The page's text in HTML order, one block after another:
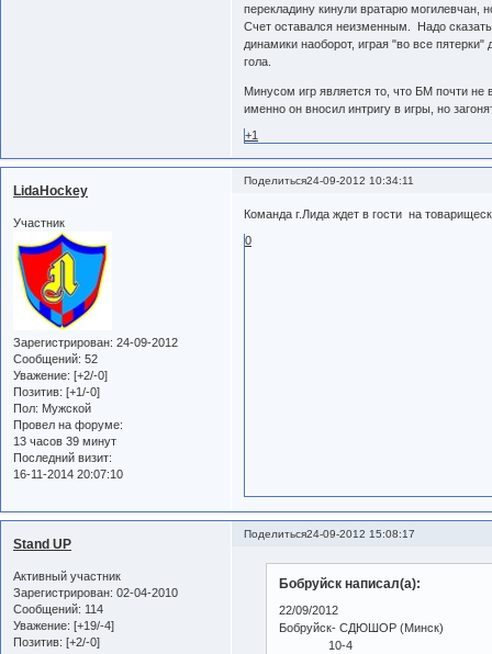
перекладину кинули вратарю могилевчан,
Счет оставался неизменным. Надо
динамики наоборот, играя "во все
гола.
Минусом игр является то, что БМ почти не
именно он вносил интригу в игры, но
+1
Поделиться24-09-2012 10:34:11
LidaHockey
Участник
Зарегистрирован: 24-09-2012
Сообщений: 52
Уважение: [+2/-0]
Позитив: [+1/-0]
Пол: Мужской
Провел на форуме:
13 часов 39 минут
Последний визит:
16-11-2014 20:07:10
Команда г.Лида ждет в гости на
0
Поделиться24-09-2012 15:08:17
Stand UP
Активный участник
Зарегистрирован: 02-04-2010
Сообщений: 114
Уважение: [+19/-4]
Позитив: [+2/-0]
Бобруйск написал(а):
22/09/2012
Бобруйск- СДЮШОР (Минск)
10-4